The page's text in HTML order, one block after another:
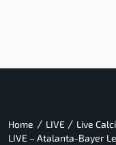
Home / LIVE / Live
LIVE – Atalanta-Bayer